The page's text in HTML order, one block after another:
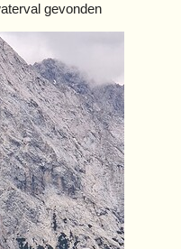
gevonden